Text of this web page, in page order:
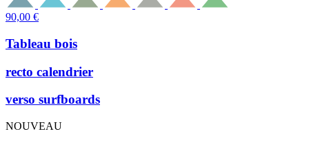
90,00 €
Tableau bois
recto calendrier
verso surfboards
NOUVEAU